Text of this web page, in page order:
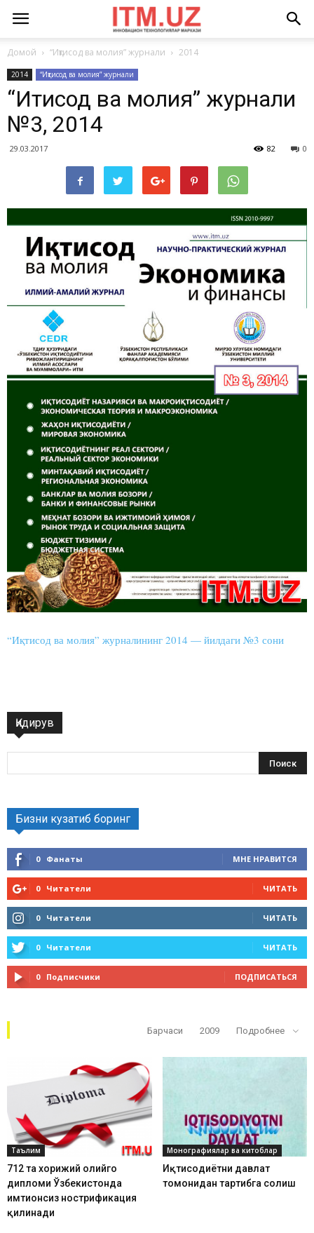
Домой “Иқтисод ва молия” журнали 2014
2014 “Иқтисод ва молия” журнали
“Иқтисод ва молия” журнали
№3, 2014
29.03.2017 0
82
“Иқтисод ва молия” журналининг 2014 — йилдаги №3 сони
Қидирув
Бизни кузатиб боринг
0 Фанаты МНЕ НРАВИТСЯ
0 Читатели ЧИТАТЬ
0 Читатели ЧИТАТЬ
0 Читатели ЧИТАТЬ
0 Подписчики ПОДПИСАТЬСЯ
Барчаси 2009 Подробнее
Таълим
712 та хорижий олийгоҳ
дипломи Ўзбекистонда
имтиҳонсиз нострификация
қилинади
Монографиялар ва китоблар
Иқтисодиётни давлат
томонидан тартибга солиш